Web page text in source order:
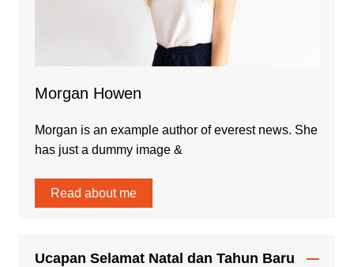
Morgan Howen
Morgan is an example author of everest news. She
has just a dummy image &
Read about me
Ucapan Selamat Natal dan Tahun Baru